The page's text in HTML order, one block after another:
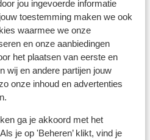
jou ingevoerde informatie
toestemming maken we ook
waarmee we onze
en onze aanbiedingen
het plaatsen van eerste en
wij en andere partijen jouw
onze inhoud en advertenties
ga je akkoord met het
je op 'Beheren’ klikt, vind je